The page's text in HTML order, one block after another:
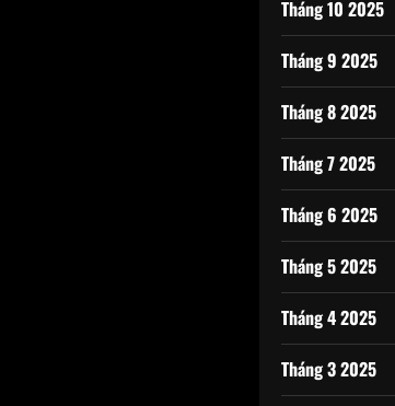
Tháng 10 2025
Tháng 9 2025
Tháng 8 2025
Tháng 7 2025
Tháng 6 2025
Tháng 5 2025
Tháng 4 2025
Tháng 3 2025